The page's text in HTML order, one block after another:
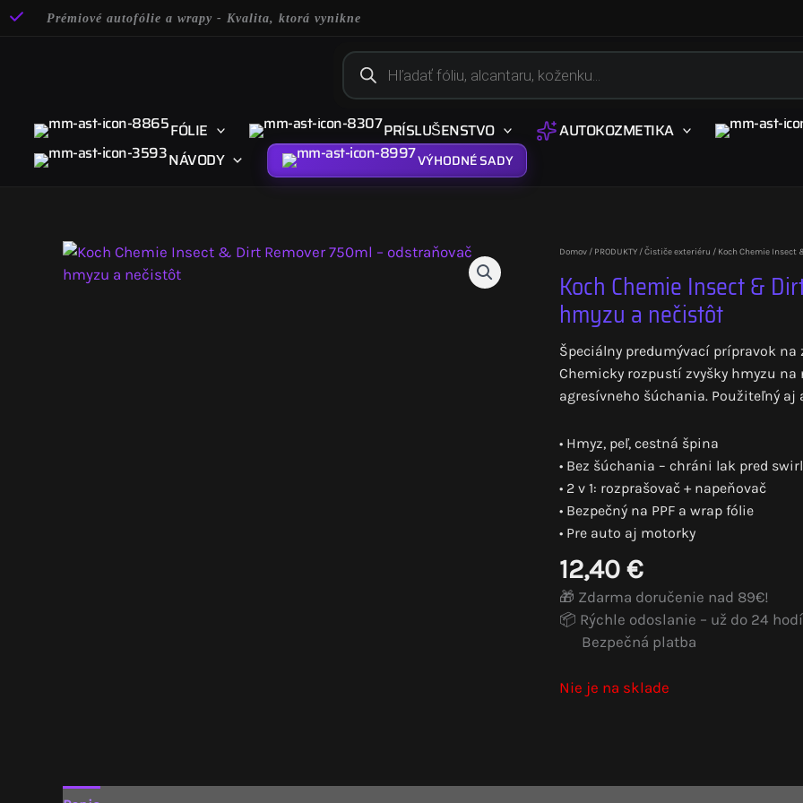
PreskočiťPrémiové autofólie a wrapy - Kvalita, ktorá vynikne
Products
search
FÓLIE PRÍSLUŠENSTVO AUTOKOZMETIKA
NÁVODY
VÝHODNÉ SADY
Domov/ PRODUKTY/Čističe exteriéru / Koch Chemie Insect
Koch Chemie Insect &
hmyzu a nečistôt
Špeciálny predumývací prípravok
Chemicky rozpustí zvyšky hmyzu
agresívneho šúchania. Použiteľný aj
• Hmyz, peľ, cestná špina
• Bez šúchania – chráni lak pred
• 2 v 1: rozprašovač + napeňovač
• Bezpečný na PPF a wrap fólie
• Pre auto aj motorky
12,40€
🎁 Zdarma doručenie nad 89€!
📦 Rýchle odoslanie – už do 24
Bezpečná platba
Nie je na sklade